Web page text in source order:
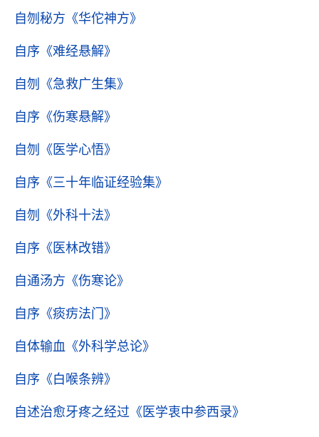
自刎秘方 《华佗神方》
自序 《难经悬解》
自刎 《急救广生集》
自序 《伤寒悬解》
自刎 《医学心悟》
自序 《三十年临证经验集》
自刎 《外科十法》
自序 《医林改错》
自通汤方 《伤寒论》
自序 《痰疠法门》
自体输血 《外科学总论》
自序 《白喉条辨》
自述治愈牙疼之经过 《医学衷中参西录》